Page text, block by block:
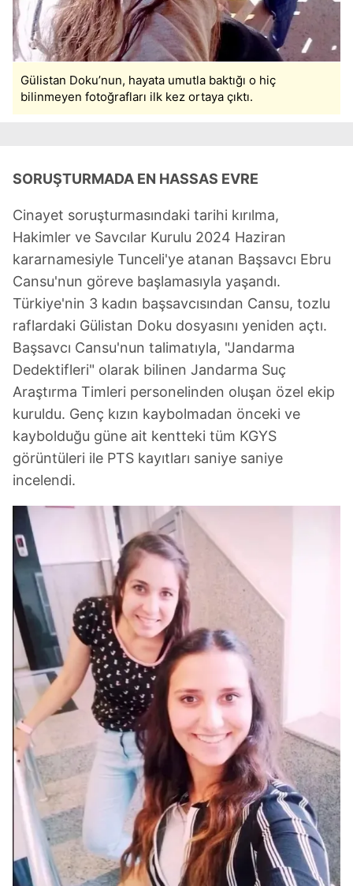
Gülistan Doku’nun, hayata umutla baktığı o hiç
bilinmeyen fotoğrafları ilk kez ortaya çıktı.
SORUŞTURMADA EN HASSAS EVRE
Cinayet soruşturmasındaki tarihi kırılma,
Hakimler ve Savcılar Kurulu 2024 Haziran
kararnamesiyle Tunceli'ye atanan Başsavcı Ebru
Cansu'nun göreve başlamasıyla yaşandı.
Türkiye'nin 3 kadın başsavcısından Cansu, tozlu
raflardaki Gülistan Doku dosyasını yeniden açtı.
Başsavcı Cansu'nun talimatıyla, "Jandarma
Dedektifleri" olarak bilinen Jandarma Suç
Araştırma Timleri personelinden oluşan özel ekip
kuruldu. Genç kızın kaybolmadan önceki ve
kaybolduğu güne ait kentteki tüm KGYS
görüntüleri ile PTS kayıtları saniye saniye
incelendi.